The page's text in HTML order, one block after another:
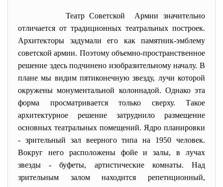
Театр Советской Армии значительно
отличается от традиционных театральных построек.
Архитекторы задумали его как памятник-эмблему
советской армии. Поэтому объемно-пространственное
решение здесь подчинено изобразительному началу. В
плане мы видим пятиконечную звезду, лучи которой
окружены монументальной колоннадой. Однако эта
форма просматривается только сверху. Такое
архитектурное решение затруднило размещение
основных театральных помещений. Ядро планировки
- зрительный зал веерного типа на 1950 человек.
Вокруг него расположены фойе и залы, в лучах
звезды - буфеты, артистические комнаты. Над
зрительным залом находится репетиционный,